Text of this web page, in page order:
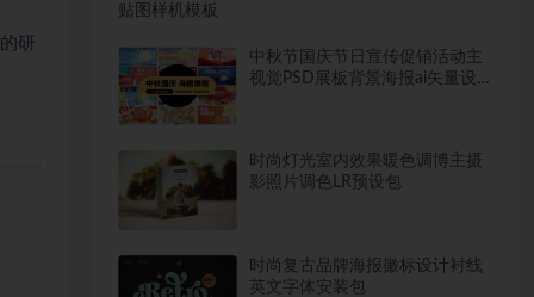
研
贴图样机模板
中秋节国庆节日宣传促销活动主
视觉PSD展板背景海报ai矢量设
时尚灯光室内效果暖色调博主摄
影照片调色LR预设包
时尚复古品牌海报徽标设计衬线
英文字体安装包